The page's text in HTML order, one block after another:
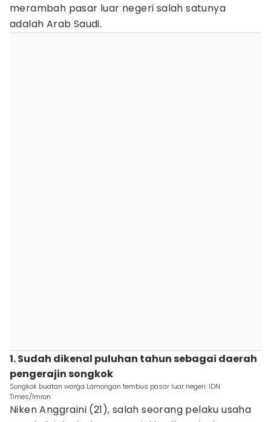
merambah pasar luar negeri salah satunya
adalah Arab Saudi.
1. Sudah dikenal puluhan tahun sebagai daerah
pengerajin songkok
Songkok buatan warga Lamongan tembus pasar luar negeri. IDN
Times/Imron
Niken Anggraini (21), salah seorang pelaku usaha